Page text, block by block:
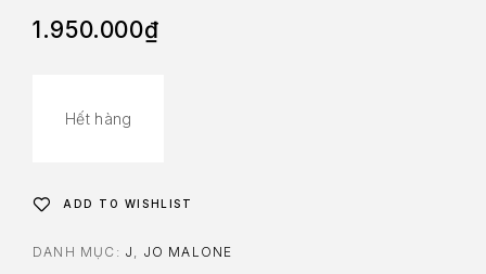
1.950.000₫
Hết hàng
ADD TO WISHLIST
DANH MỤC: J , JO MALONE